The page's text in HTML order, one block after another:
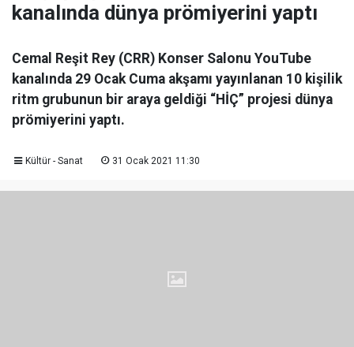
kanalında dünya prömiyerini yaptı
Cemal Reşit Rey (CRR) Konser Salonu YouTube
kanalında 29 Ocak Cuma akşamı yayınlanan 10 kişilik
ritm grubunun bir araya geldiği “HİÇ” projesi dünya
prömiyerini yaptı.
Kültür - Sanat 31 Ocak 2021 11:30